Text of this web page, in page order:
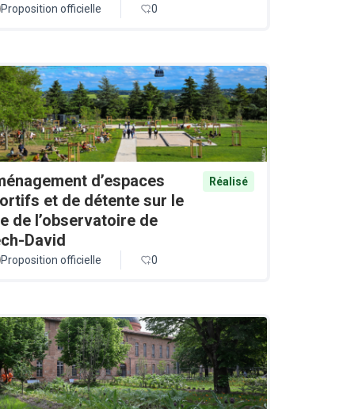
Proposition officielle 0
d’espaces
et de détente sur le
de l’observatoire de
David
Réalisé
Proposition officielle 0